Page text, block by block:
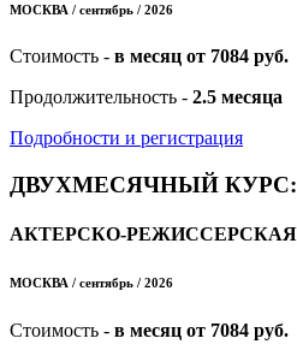
МОСКВА / сентябрь / 2026
Стоимость - в месяц от 7084 руб.
Продолжительность - 2.5 месяца
Подробности и регистрация
ДВУХМЕСЯЧНЫЙ КУРС:
АКТЕРСКО-
МОСКВА / сентябрь / 2026
Стоимость - в месяц от 7084 руб.